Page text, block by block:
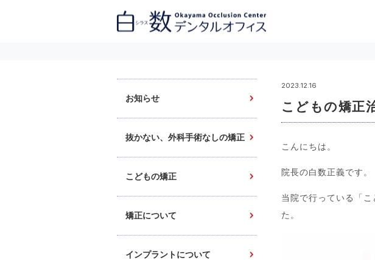
2023.12.16
こどもの矯正
こんにちは。
院長の白数正義です。
当院で行っている「
た。
お知らせ
抜かない、外科手術なしの矯正
こどもの矯正
矯正について
インプラントについて